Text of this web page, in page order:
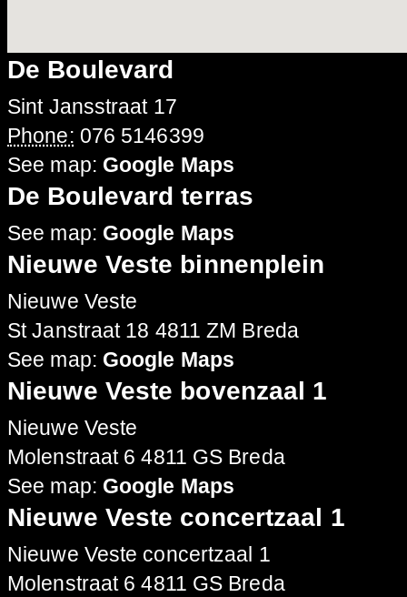
De Boulevard
Sint Jansstraat 17
Phone: 076 5146399
See map: Google Maps
De Boulevard terras
See map: Google Maps
Nieuwe Veste binnenplein
Nieuwe Veste
St Janstraat 18 4811 ZM Breda
See map: Google Maps
Nieuwe Veste bovenzaal 1
Nieuwe Veste
Molenstraat 6 4811 GS Breda
See map: Google Maps
Nieuwe Veste concertzaal 1
Nieuwe Veste concertzaal 1
Molenstraat 6 4811 GS Breda